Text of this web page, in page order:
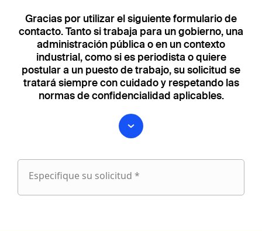
Gracias por utilizar el siguiente formulario de
contacto. Tanto si trabaja para un gobierno, una
administración pública o en un contexto
industrial, como si es periodista o quiere
postular a un puesto de trabajo, su solicitud se
tratará siempre con cuidado y respetando las
normas de confidencialidad aplicables.
Especifique su solicitud *
Especifique